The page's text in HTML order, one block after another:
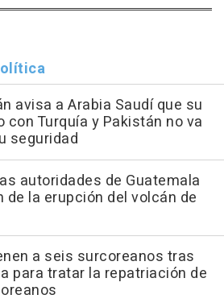
avisa a Arabia Saudí que su
con Turquía y Pakistán no va
seguridad
autoridades de Guatemala
de la erupción del volcán de
a seis surcoreanos tras
para tratar la repatriación de